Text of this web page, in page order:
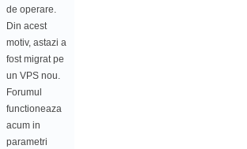
de operare.
Din acest
motiv, astazi a
fost migrat pe
un VPS nou.
Forumul
functioneaza
acum in
parametri